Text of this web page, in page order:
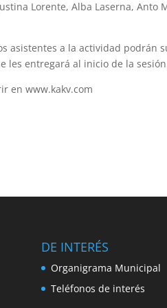
Lorente, Alba Laserna, Anto
asistentes a la actividad
les entregará al inicio de la
en www.kakv.com
DE INTERÉS
Organigrama Municipal
Teléfonos de interés